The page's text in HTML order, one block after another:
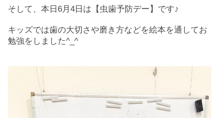
そして、本日6月4日は【虫歯予防デー】です♪
キッズでは歯の大切さや磨き方などを絵本を通してお
勉強をしました^_^